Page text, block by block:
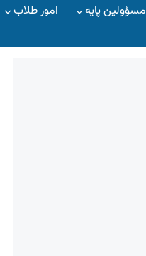
مسؤولین پایه امور طلاب